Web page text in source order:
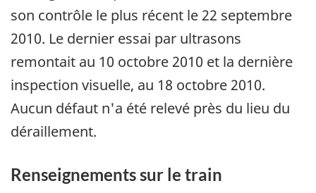
son contrôle le plus récent le 22 septembre
2010. Le dernier essai par ultrasons
remontait au 10 octobre 2010 et la dernière
inspection visuelle, au 18 octobre 2010.
Aucun défaut n'a été relevé près du lieu du
déraillement.
Renseignements sur le train